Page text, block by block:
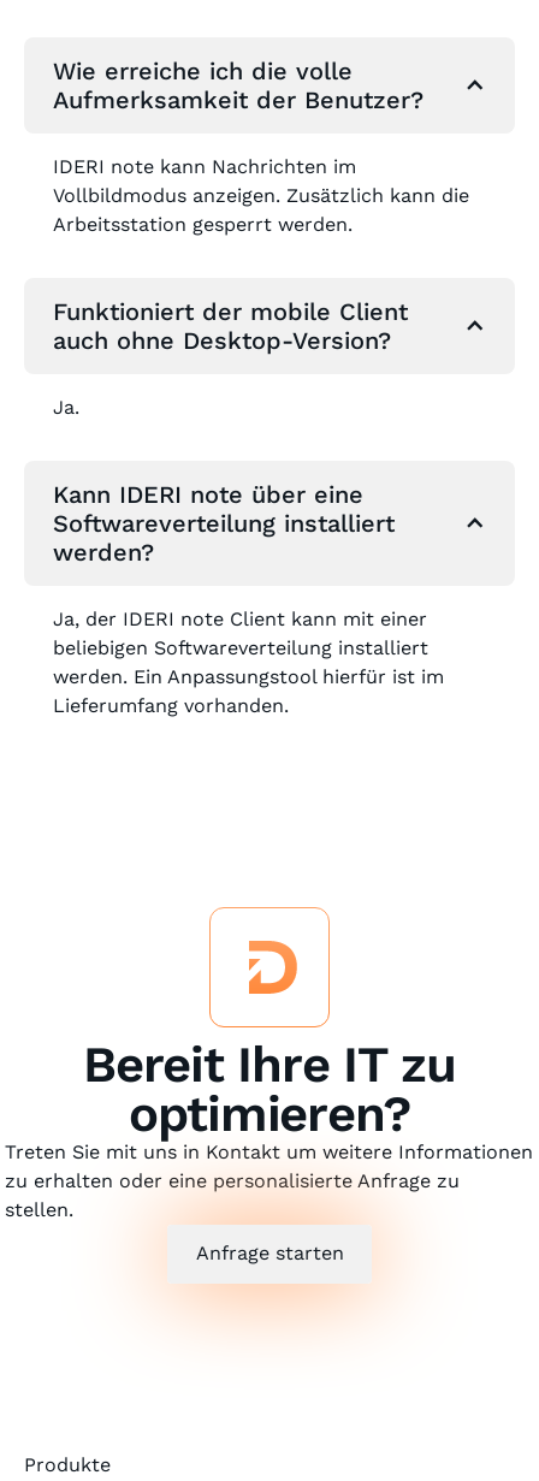
Wie erreiche ich die volle
Aufmerksamkeit der Benutzer?
IDERI note kann Nachrichten im
Vollbildmodus anzeigen. Zusätzlich kann die
Arbeitsstation gesperrt werden.
Funktioniert der mobile Client
auch ohne Desktop-Version?
Ja.
Kann IDERI note über eine
Softwareverteilung installiert
werden?
Ja, der IDERI note Client kann mit einer
beliebigen Softwareverteilung installiert
werden. Ein Anpassungstool hierfür ist im
Lieferumfang vorhanden.
Bereit Ihre IT zu
optimieren?
Treten Sie mit uns in Kontakt um weitere Informationen
zu erhalten oder eine personalisierte Anfrage zu
stellen.
Anfrage starten
Produkte